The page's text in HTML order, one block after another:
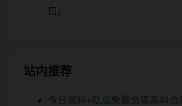
口。
站内推荐
今日黑料+吃瓜免费合集黑料合